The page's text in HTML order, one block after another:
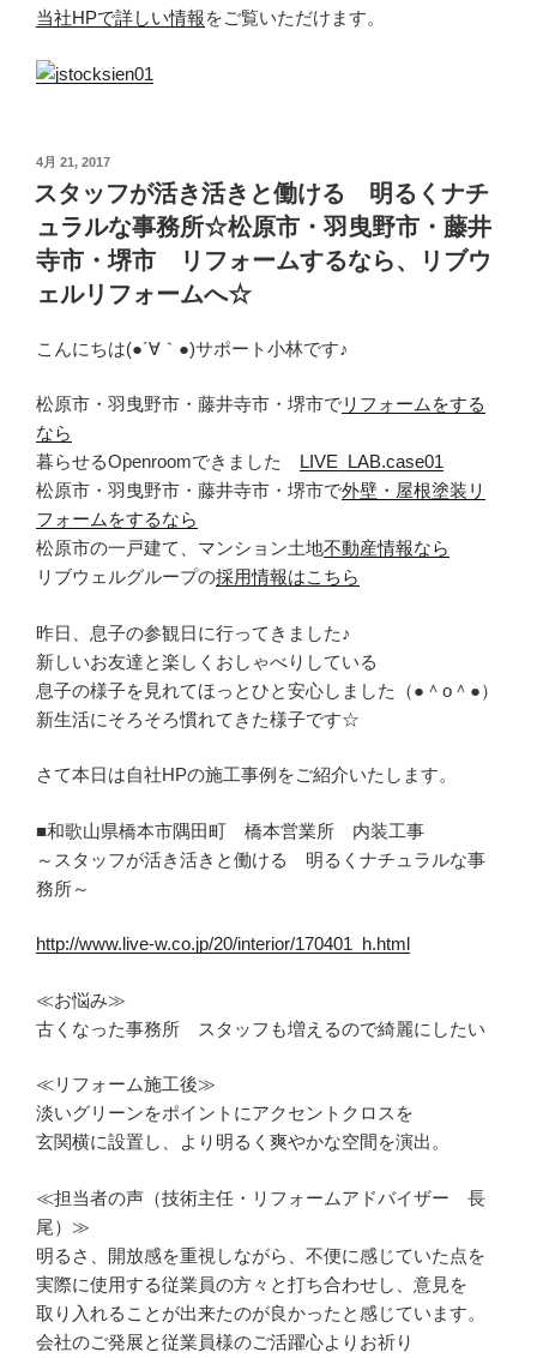
当社HPで詳しい情報をご覧いただけます。
投
稿
日:
4月 21, 2017
スタッフが活き活きと働ける 明るくナチ
ュラルな事務所☆松原市・羽曳野市・藤井
寺市・堺市 リフォームするなら、リブウ
ェルリフォームへ☆
こんにちは(●´∀｀●)サポート小林です♪
松原市・羽曳野市・藤井寺市・堺市でリフォームをする
なら
暮らせるOpenroomできました LIVE_LAB.case01
松原市・羽曳野市・藤井寺市・堺市で外壁・屋根塗装リ
フォームをするなら
松原市の一戸建て、マンション土地不動産情報なら
リブウェルグループの採用情報はこちら
昨日、息子の参観日に行ってきました♪
新しいお友達と楽しくおしゃべりしている
息子の様子を見れてほっとひと安心しました（●＾o＾●）
新生活にそろそろ慣れてきた様子です☆
さて本日は自社HPの施工事例をご紹介いたします。
■和歌山県橋本市隅田町 橋本営業所 内装工事
～スタッフが活き活きと働ける 明るくナチュラルな事
務所～
http://www.live-w.co.jp/20/interior/170401_h.html
≪お悩み≫
古くなった事務所 スタッフも増えるので綺麗にしたい
≪リフォーム施工後≫
淡いグリーンをポイントにアクセントクロスを
玄関横に設置し、より明るく爽やかな空間を演出。
≪担当者の声（技術主任・リフォームアドバイザー 長
尾）≫
明るさ、開放感を重視しながら、不便に感じていた点を
実際に使用する従業員の方々と打ち合わせし、意見を
取り入れることが出来たのが良かったと感じています。
会社のご発展と従業員様のご活躍心よりお祈り